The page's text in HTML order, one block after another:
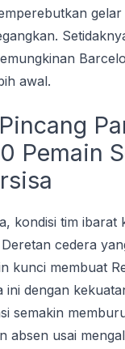
gelar
awal.
Pemain
kondisi tim ibarat
cedera
kunci membuat
ini dengan
semakin
absen usai